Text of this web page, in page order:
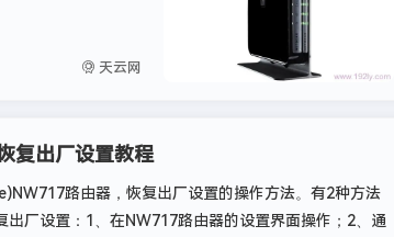
天云网
复出厂设置教程
路由器，恢复出厂设置的操作方法。有2种方法
出厂设置：1、在NW717路由器的设置界面操作；2、通